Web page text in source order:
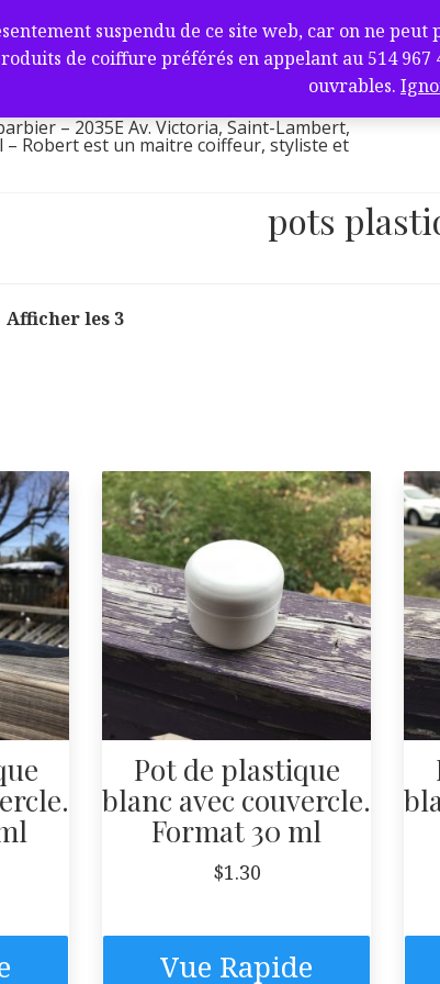
suspendu de ce site web, car on ne
de coiffure préférés en appelant au 514
ouvrables.
de coiffure et barbier
Lambert, QC J4V
– 2035E Av. Victoria, Saint-Lambert,
– Robert est un maitre coiffeur, styliste et
pots
Afficher les 3
Pot de plastique
blanc avec couvercle.
Format 30 ml
$1.30
Vue Rapide